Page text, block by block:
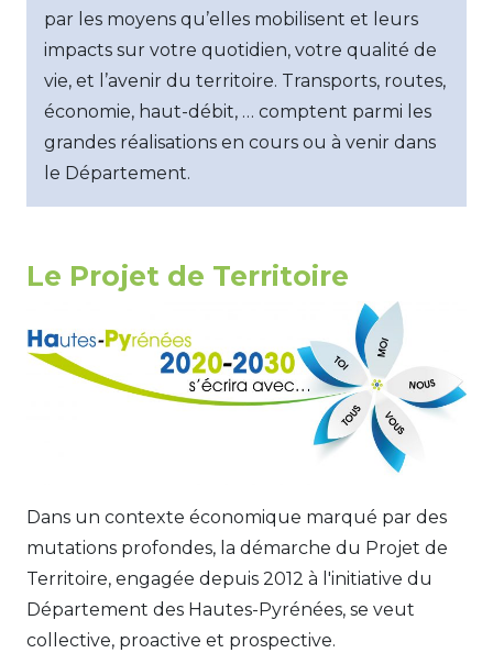
par les moyens qu’elles mobilisent et leurs
impacts sur votre quotidien, votre qualité de
vie, et l’avenir du territoire. Transports, routes,
économie, haut-débit, … comptent parmi les
grandes réalisations en cours ou à venir dans
le Département.
Le Projet de Territoire
Dans un contexte économique marqué par des
mutations profondes, la démarche du Projet de
Territoire, engagée depuis 2012 à l'initiative du
Département des Hautes-Pyrénées, se veut
collective, proactive et prospective.